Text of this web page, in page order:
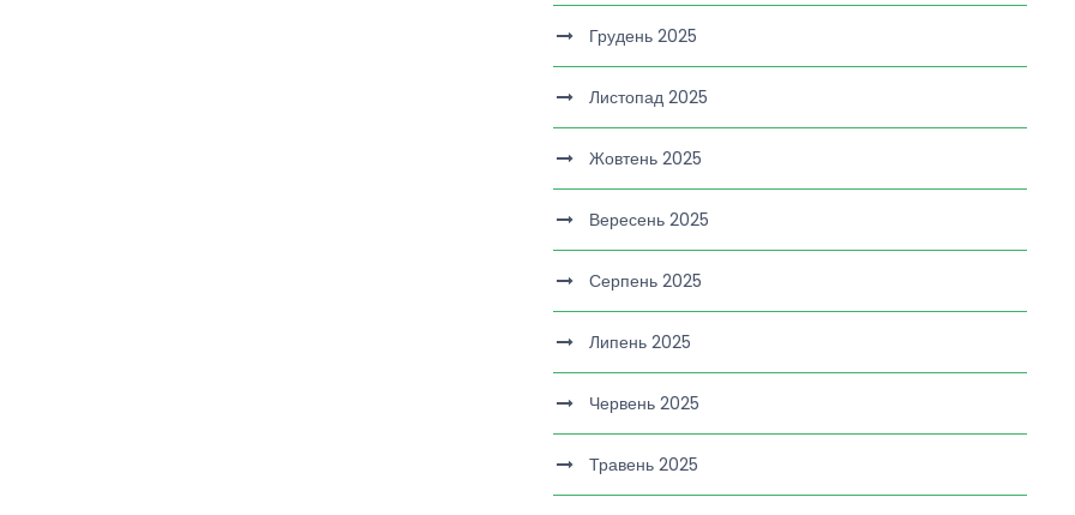
Грудень 2025
Листопад 2025
Жовтень 2025
Вересень 2025
Серпень 2025
Липень 2025
Червень 2025
Травень 2025